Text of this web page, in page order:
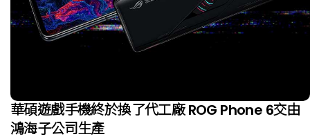
華碩遊戲手機終於換了代工廠 ROG Phone 6交由
鴻海子公司生產